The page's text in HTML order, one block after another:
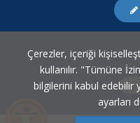
Çerezler, içeriği
kullanılır. "Tümüne
bilgilerini kabul edebilir
ayarları